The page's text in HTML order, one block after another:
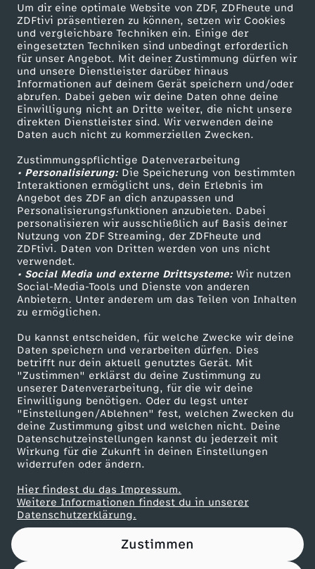
Um dir eine optimale Website von ZDF, ZDFheute und
ZDFtivi präsentieren zu können, setzen wir Cookies
und vergleichbare Techniken ein. Einige der
eingesetzten Techniken sind unbedingt erforderlich
für unser Angebot. Mit deiner Zustimmung dürfen wir
und unsere Dienstleister darüber hinaus
Informationen auf deinem Gerät speichern und/oder
abrufen. Dabei geben wir deine Daten ohne deine
Einwilligung nicht an Dritte weiter, die nicht unsere
direkten Dienstleister sind. Wir verwenden deine
Daten auch nicht zu kommerziellen Zwecken.
Zustimmungspflichtige Datenverarbeitung
• Personalisierung:Die Speicherung von bestimmten
Interaktionen ermöglicht uns, dein Erlebnis im
Angebot des ZDF an dich anzupassen und
Personalisierungsfunktionen anzubieten. Dabei
personalisieren wir ausschließlich auf Basis deiner
Nutzung von ZDF Streaming, der ZDFheute und
ZDFtivi. Daten von Dritten werden von uns nicht
verwendet.
• Social Media und externe Drittsysteme:Wir nutzen
Social-Media-Tools und Dienste von anderen
Anbietern. Unter anderem um das Teilen von Inhalten
zu ermöglichen.
Du kannst entscheiden, für welche Zwecke wir deine
Daten speichern und verarbeiten dürfen. Dies
betrifft nur dein aktuell genutztes Gerät. Mit
"Zustimmen" erklärst du deine Zustimmung zu
unserer Datenverarbeitung, für die wir deine
Einwilligung benötigen. Oder du legst unter
"Einstellungen/Ablehnen" fest, welchen Zwecken du
deine Zustimmung gibst und welchen nicht. Deine
Datenschutzeinstellungen kannst du jederzeit mit
Wirkung für die Zukunft in deinen Einstellungen
widerrufen oder ändern.
Hier findest du das Impressum.
Weitere Informationen findest du in unserer
Datenschutzerklärung.
Zustimmen
n
g
a
u
f
d
e
r
T
r
a
u
m
i
n
s
Mehr ZDF
ZDF-Apps
Smart TV
ZDFtext
Livestreams
Sendungen A-Z
TV-Programm
Service
ZDFmitreden
Kontakt zum ZDF
Tickets
Zuschauerservice
Hilfe
ZDF Unternehmen
Karriere
ZDF goes Schule
Werbefernsehen
Mainzelmännchen
Partner